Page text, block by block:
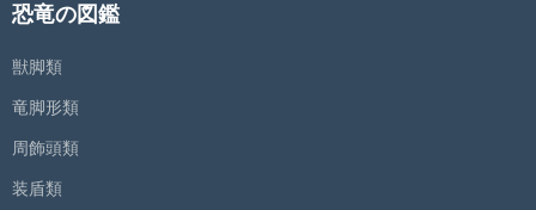
恐竜の図鑑
獣脚類
竜脚形類
周飾頭類
装盾類